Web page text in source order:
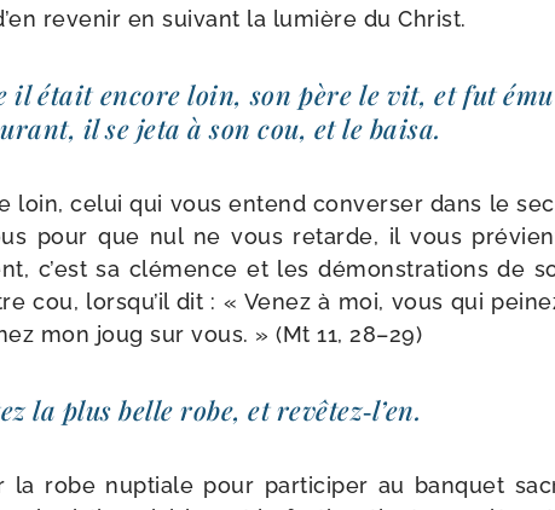
reve­nir en sui­vant la lumière du Christ.
il était encore loin, son père le vit, et fut
il se jeta à son cou, et le baisa.
loin, celui qui vous entend conver­ser dans le
pour que nul ne vous retarde, il vous
c’est sa clé­mence et les démons­tra­tions de
cou, lorsqu’il dit : « Venez à moi, vous qui
mon joug sur vous. » (Mt 11, 28–29)
la plus belle robe, et revêtez‑l’en.
la robe nup­tiale pour par­ti­ci­per au ban­quet